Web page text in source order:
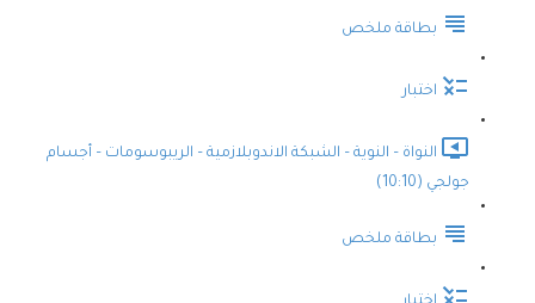
بطاقة ملخص
اختبار
النواة – النوية – الشبكة الاندوبلازمية – الريبوسومات – أجسام
جولجي (10:10)
بطاقة ملخص